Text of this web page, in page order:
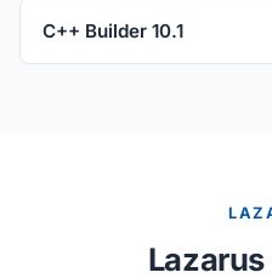
C++ Builder 10.1
Lazarus